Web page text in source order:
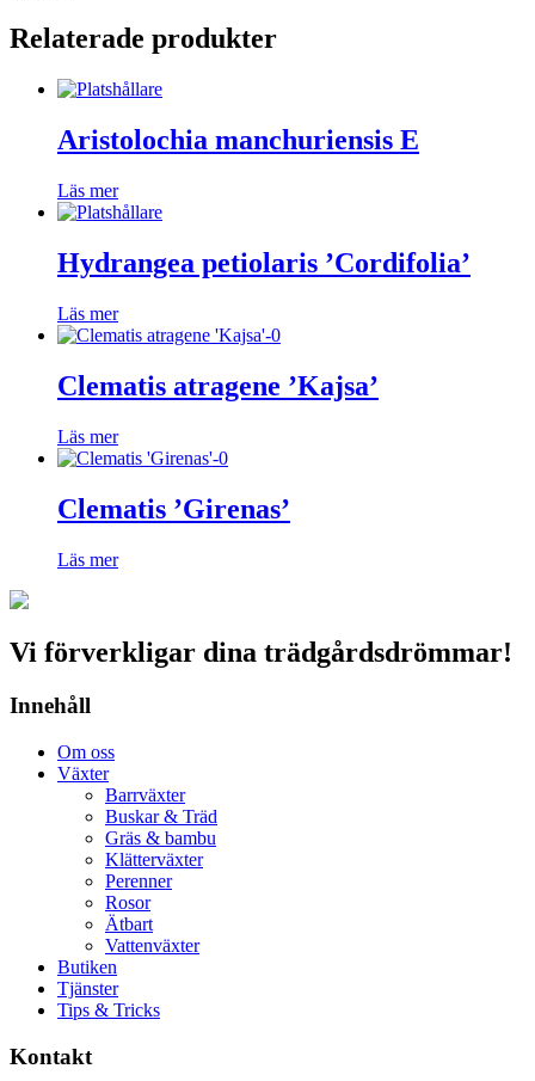
Relaterade produkter
Aristolochia manchuriensis E
Läs mer
Hydrangea petiolaris ’Cordifolia’
Läs mer
Clematis atragene ’Kajsa’
Läs mer
Clematis ’Girenas’
Läs mer
Vi förverkligar dina trädgårdsdrömmar!
Innehåll
Om oss
Växter
Barrväxter
Buskar & Träd
Gräs & bambu
Klätterväxter
Perenner
Rosor
Ätbart
Vattenväxter
Butiken
Tjänster
Tips & Tricks
Kontakt